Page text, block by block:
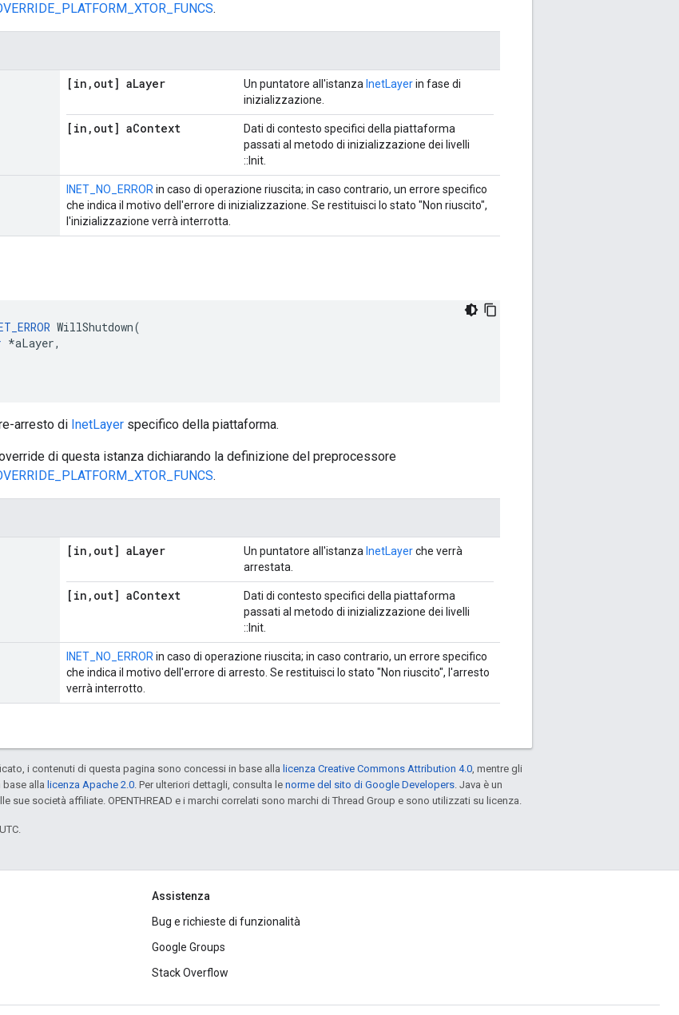
.
[in , out] aLayer Un puntatore all'istanza InetLayerin fase di
inizializzazione.
[in , out] aContext
Dati di contesto specifici della piattaforma
passati al metodo di inizializzazione dei livelli
::Init.
INET_NO_ERROR in caso di operazione riuscita; in caso contrario, un errore specifico
che indica il motivo dell'errore di inizializzazione. Se restituisci lo stato "Non riuscito",
l'inizializzazione verrà interrotta.
WillShutdown(
*aLayer,
arresto di InetLayer specifico della piattaforma.
di questa istanza dichiarando la definizione del preprocessore
.
[in , out] aLayer Un puntatore all'istanza InetLayerche verrà
arrestata.
[in , out] aContext
Dati di contesto specifici della piattaforma
passati al metodo di inizializzazione dei livelli
::Init.
INET_NO_ERROR in caso di operazione riuscita; in caso contrario, un errore specifico
che indica il motivo dell'errore di arresto. Se restituisci lo stato "Non riuscito", l'arresto
verrà interrotto.
i contenuti di questa pagina sono concessi in base alla licenza Creative Commons Attribution 4.0, mentre gli
alla licenza Apache 2.0. Per ulteriori dettagli, consulta le norme del sito di Google Developers. Java è un
sue società affiliate. OPENTHREAD e i marchi correlati sono marchi di Thread Group e sono utilizzati su licenza.
Assistenza
Bug e richieste di funzionalità
Google Groups
Stack Overflow